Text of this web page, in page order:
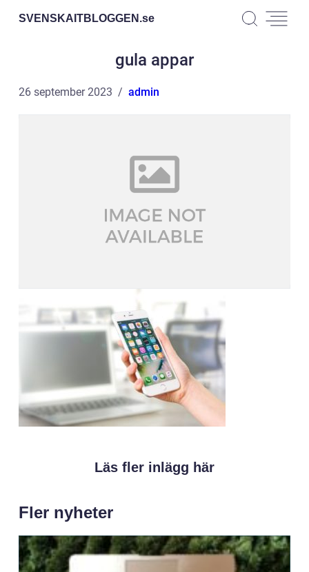
SVENSKAITBLOGGEN.se
gula appar
26 september 2023 admin
Läs fler inlägg här
Fler nyheter